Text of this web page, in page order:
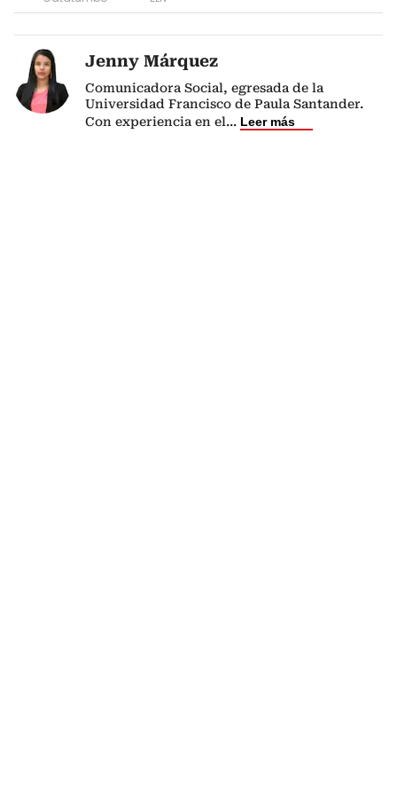
Jenny Márquez
Comunicadora Social, egresada de la
Universidad Francisco de Paula Santander.
Con experiencia en el... Leer más